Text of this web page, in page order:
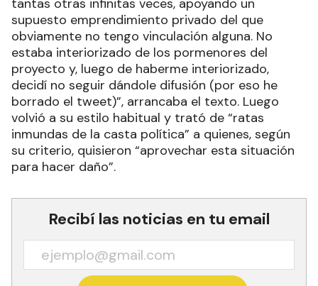
tantas otras infinitas veces, apoyando un
supuesto emprendimiento privado del que
obviamente no tengo vinculación alguna. No
estaba interiorizado de los pormenores del
proyecto y, luego de haberme interiorizado,
decidí no seguir dándole difusión (por eso he
borrado el tweet)”, arrancaba el texto. Luego
volvió a su estilo habitual y trató de “ratas
inmundas de la casta política” a quienes, según
su criterio, quisieron “aprovechar esta situación
para hacer daño”.
Recibí las noticias en tu email